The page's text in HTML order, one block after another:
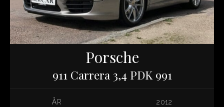
Porsche
911 Carrera 3,4 PDK 991
ÅR
2012